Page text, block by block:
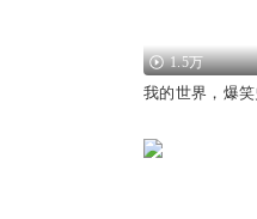
1.5万
我的世界，爆